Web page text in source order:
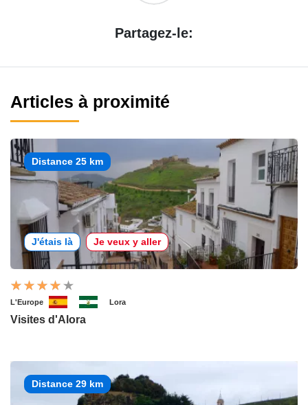
Partagez-le:
Articles à proximité
Distance 25 km
J'étais là Je veux y aller
L'Europe Lora
Visites d'Alora
Distance 29 km